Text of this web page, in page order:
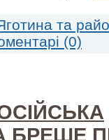
та
(0)
БРЕШЕ